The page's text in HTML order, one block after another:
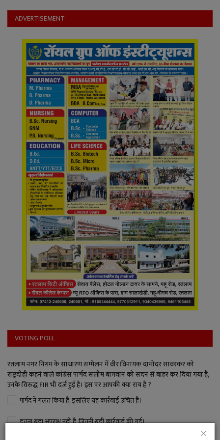
Language
English Hiindi
ADVERTISEMENT
VOTING POLL
रतलाम नगर निगम के साधारण सम्मेलन में वीर विनायक दामोदर सावरकर को
राष्ट्रदोही कहने वाले कांग्रेस पार्षद सलीम बागवान को सदन से बाहर कर दिया गया है,
उनके विरुद्ध FIR भी दर्ज हुई है। इस पर आपकी क्या राय है ?
पार्षद ने गलत किया है, इसलिए यह कार्रवाई उचित है।
इतना बड़ा अपराध नहीं है, जितनी बड़ी कार्रवाई की गई।